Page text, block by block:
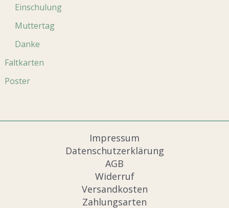
Einschulung
Muttertag
Danke
Faltkarten
Poster
Impressum
Datenschutzerklärung
AGB
Widerruf
Versandkosten
Zahlungsarten